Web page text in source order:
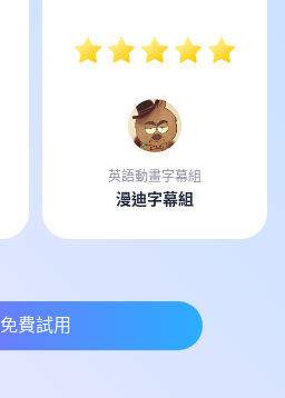
英語動畫字幕組
漫迪字幕組
免費試用